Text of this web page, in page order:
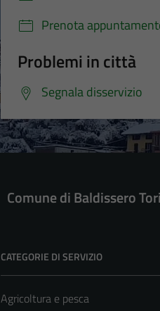
Prenota
Problemi in città
Segnala disservizio
Comune di Baldissero
CATEGORIE DI SERVIZIO
Agricoltura e pesca